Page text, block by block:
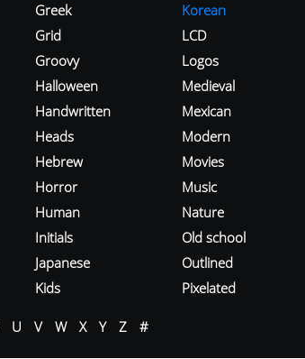
Greek
Grid
Groovy
Halloween
Handwritten
Heads
Hebrew
Horror
Human
Initials
Japanese
Kids
Korean
LCD
Logos
Medieval
Mexican
Modern
Movies
Music
Nature
Old school
Outlined
Pixelated
U V W X Y Z #